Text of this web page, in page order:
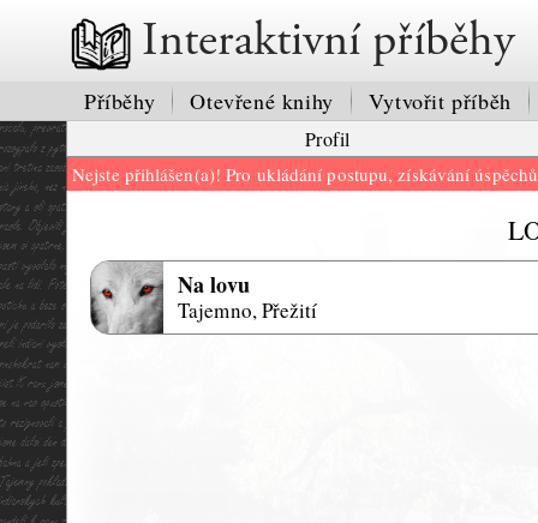
Interaktivní příběhy
Příběhy Otevřené knihy Vytvořit příběh
Profil
Nejste přihlášen(a)! Pro ukládání postupu, získávání
Na lovu
Tajemno, Přežití